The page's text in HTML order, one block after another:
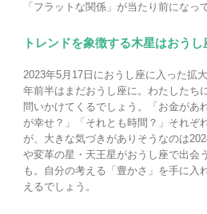
「フラットな関係」が当たり前になっ
トレンドを象徴する木星はおう
2023年5月17日におうし座に入った拡
年前半はまだおうし座に。わたしたち
問いかけてくるでしょう。「お金があ
が幸せ？」「それとも時間？」それぞ
が、大きな気づきがありそうなのは
や変革の星・天王星がおうし座で出会
も。自分の考える「豊かさ」を手に入
えるでしょう。